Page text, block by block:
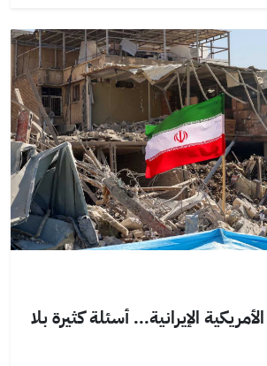
الإيرانية... أسئلة كثيرة بلا